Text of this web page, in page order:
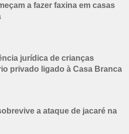
a fazer faxina em casas
jurídica de crianças
privado ligado à Casa Branca
a ataque de jacaré na